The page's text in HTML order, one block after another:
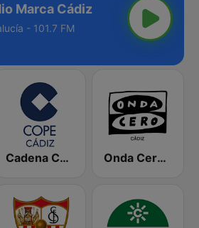
Marca Cádiz
- 101.7 FM
Cadena COPE Cádiz Onda Cero Cádiz